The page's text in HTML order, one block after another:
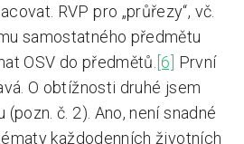
RVP pro „průřezy“, vč.
samostatného předmětu
OSV do předmětů. [6] První
O obtížnosti druhé jsem
č. 2). Ano, není snadné
každodenních životních